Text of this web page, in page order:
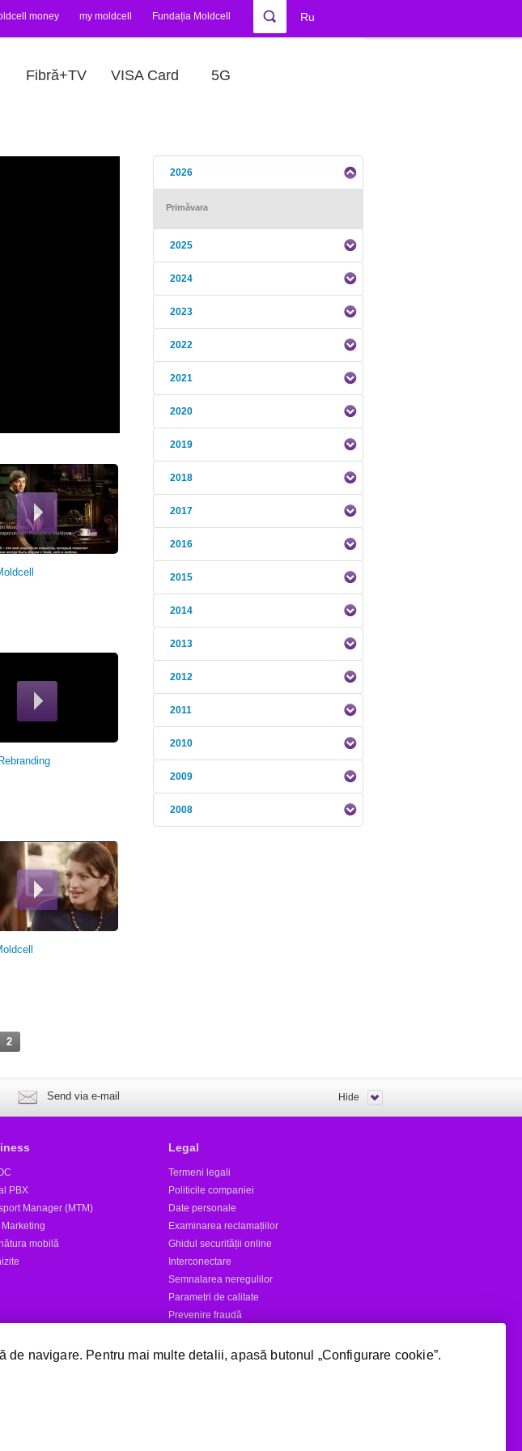
money my moldcell Fundația Moldcell Ru
Fibră+TV VISA Card 5G
2026
Primăvara
2025
2024
2023
2022
2021
2020
2019
2018
2017
2016
2015
2014
2013
2012
2011
2010
2009
2008
2
Send via e-mail Hide
PBX
Manager (MTM)
mobilă
Legal
Termeni legali
Politicile companiei
Date personale
Examinarea reclamațiilor
Ghidul securității online
Interconectare
Semnalarea neregulilor
Parametri de calitate
Prevenire fraudă
navigare. Pentru mai multe detalii, apasă butonul „Configurare cookie”.